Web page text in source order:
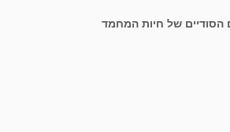
הסודיים של חיות המחמד